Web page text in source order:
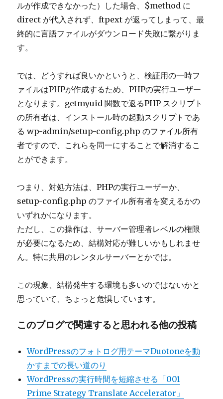
ルが作成できなかった）した場合、$method に
direct が代入されず、ftpext が返ってしまって、最
終的に言語ファイルがダウンロード失敗に繋がりま
す。
では、どうすれば良いかというと、検証用の一時フ
ァイルはPHPが作成するため、PHPの実行ユーザー
となります。getmyuid 関数で返るPHP スクリプト
の所有者は、インストール時の起動スクリプトであ
る wp-admin/setup-config.php のファイル所有
者ですので、これらを同一にすることで解消するこ
とができます。
つまり、対処方法は、PHPの実行ユーザーか、
setup-config.php のファイル所有者を変えるかの
いずれかになります。
ただし、この操作は、サーバー管理者レベルの権限
が必要になるため、結構対応が難しいかもしれませ
ん。特に共用のレンタルサーバーとかでは。
この現象、結構発生する環境も多いのではないかと
思っていて、ちょっと危惧しています。
このブログで関連すると思われる他の投稿
WordPressのフォトログ用テーマDuotoneを動
かすまでの長い道のり
WordPressの実行時間を短縮させる「001
Prime Strategy Translate Accelerator」